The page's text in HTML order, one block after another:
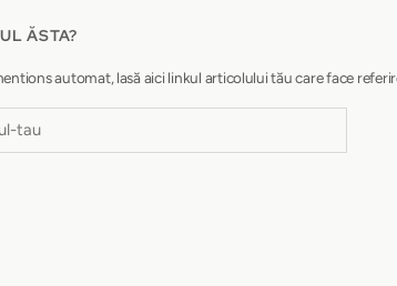
ĂSTA?
automat, lasă aici linkul articolului tău care face